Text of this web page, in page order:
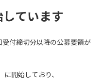
ています
付締切分以降の公募要領が
開始しており、